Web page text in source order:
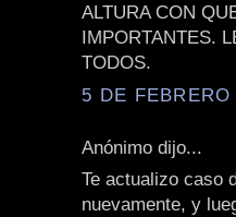
ALTURA CON
IMPORTANTES.
TODOS.
5 DE
Anónimo dijo...
Te actualizo caso
nuevamente, y